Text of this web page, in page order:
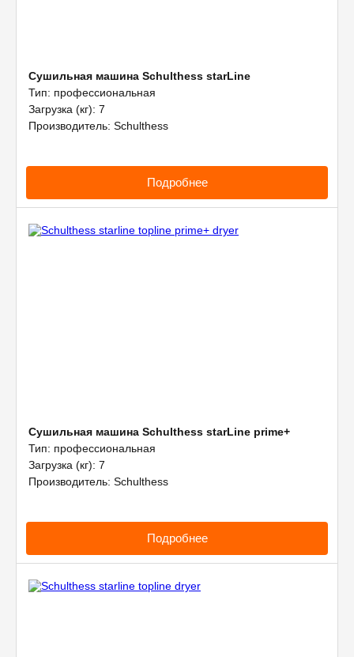
Сушильная машина Schulthess starLine
Тип: профессиональная
Загрузка (кг): 7
Производитель: Schulthess
Подробнее
Сушильная машина Schulthess starLine prime+
Тип: профессиональная
Загрузка (кг): 7
Производитель: Schulthess
Подробнее